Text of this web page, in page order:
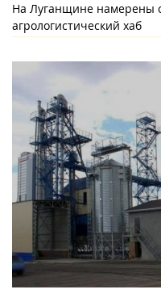
На Луганщине намерены
агрологистический хаб